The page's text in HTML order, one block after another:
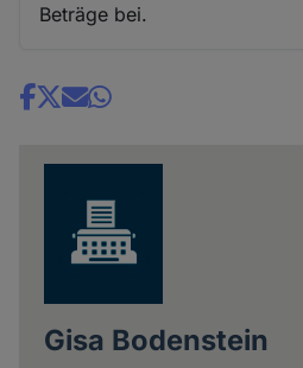
Beträge bei.
Share
Gisa Bodenstein